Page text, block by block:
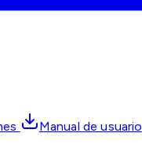
Manual de usuario